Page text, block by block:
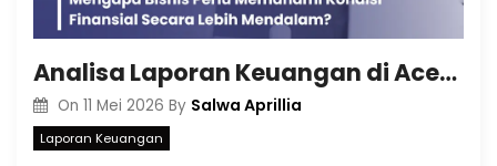
Analisa Laporan Keuangan di Aceh: Mengapa Bisnis Perlu Memahami Kondisi Finansial Secara Lebih Mendalam?
On 11 Mei 2026 By Salwa Aprillia
Laporan Keuangan